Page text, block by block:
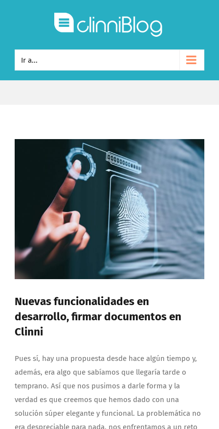
Ir a...
Nuevas funcionalidades en
desarrollo, firmar documentos en
Clinni
Pues sí, hay una propuesta desde hace algún tiempo y,
además, era algo que sabíamos que llegaría tarde o
temprano. Así que nos pusimos a darle forma y la
verdad es que creemos que hemos dado con una
solución súper elegante y funcional. La problemática no
era despreciable para nada, nos enfrentamos a un reto